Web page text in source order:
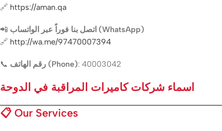
🔗 https://aman.qa
📲
اتصل بنا فوراً عبر الواتساب (WhatsApp)
🔗 http://wa.me/97470007394
📞 رقم الهاتف (Phone): 40003042
اسماء شركات كاميرات المراقبة في الدوحة
📋 Our Services